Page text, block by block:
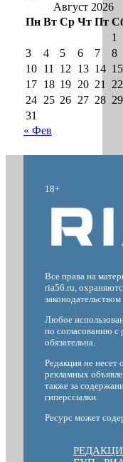
Август 2026
Пн Вт Ср Чт Пт
1
3
4 5 6 7 8
10 11 12 13 14 15
17 18 19 20 21 22
24 25 26 27 28 29
31
« Фев
18+
Все права на
ria56.ru,
Любое
по согласованию с
обязательна.
Редакция не несет
рекламных
также за
гиперссылки.
Ресурс может